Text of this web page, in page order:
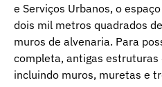
e Serviços Urbanos, o
dois mil metros quadrados
muros de alvenaria. Para
completa, antigas
incluindo muros, muretas e